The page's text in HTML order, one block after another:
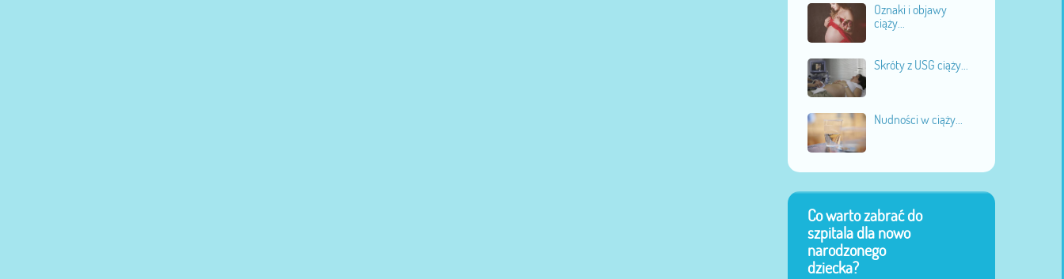
Oznaki i objawy
ciąży...
Skróty z USG ciąży...
Nudności w ciąży...
Co warto zabrać do
szpitala dla nowo
narodzonego
dziecka?